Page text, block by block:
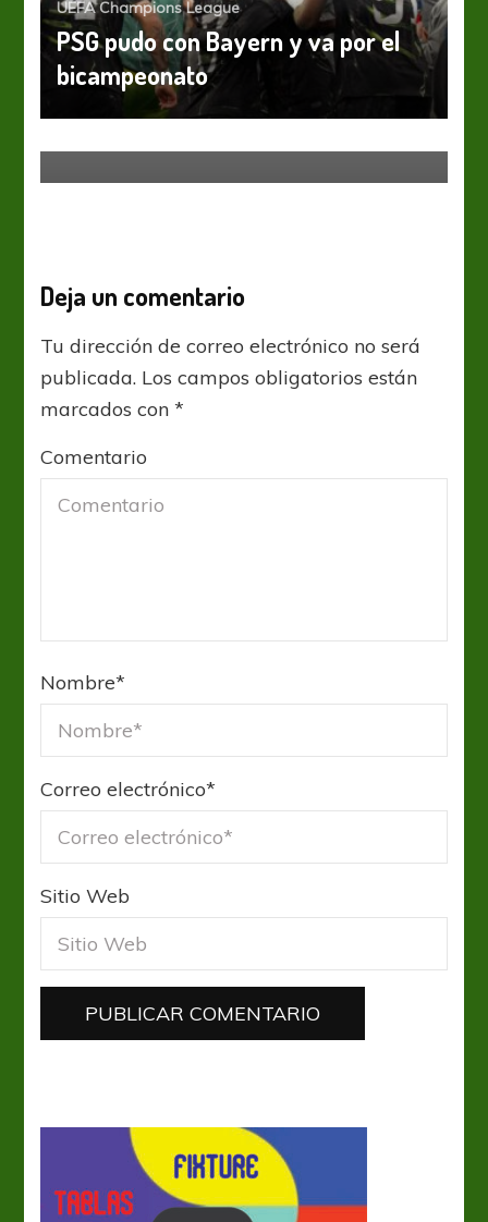
UEFA Champions League
PSG pudo con Bayern y va por el
bicampeonato
UEFA Champions League
UCL: Liverpool terminó con el
“sueño amarillo” y dio el salto a la
Deja un comentario
Tu dirección de correo electrónico no será
publicada. Los campos obligatorios están
marcados con*
Comentario
Nombre*
Correo electrónico*
Sitio Web